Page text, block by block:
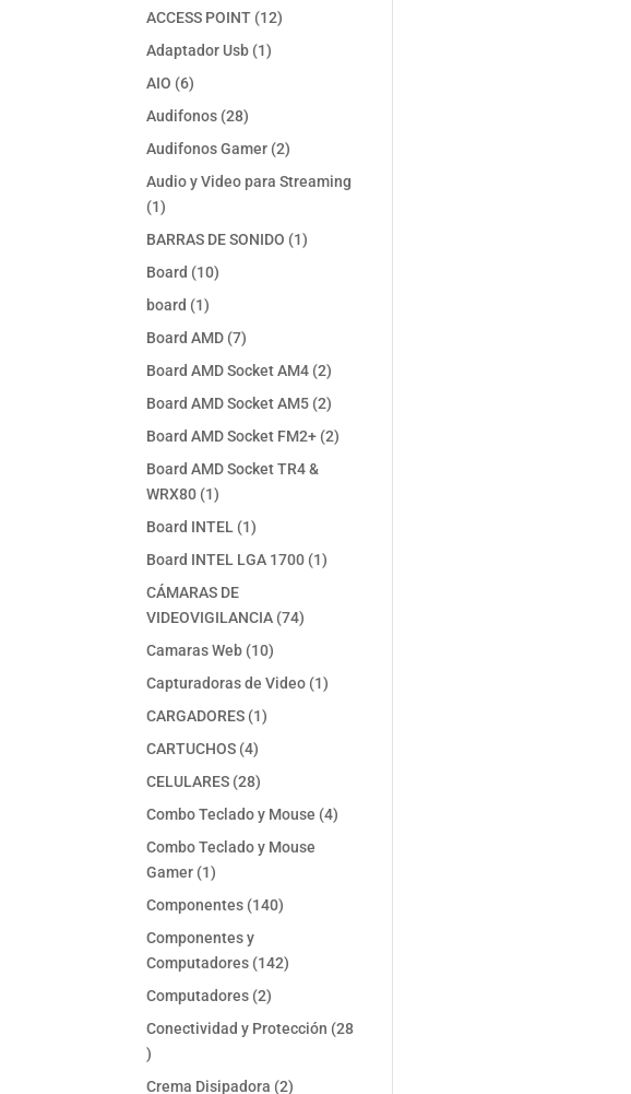
ACCESS POINT 1212
Adaptador Usb 11
AIO 66
productos
Audifonos 2828
productos
Audifonos Gamer 22
productos
Audio y Video para Streaming
11
producto
BARRAS DE SONIDO 11
Board 1010
board 11
producto
Board AMD 77
productos
Board AMD Socket AM4 22
productos
Board AMD Socket AM5 22
productos
Board AMD Socket FM2+ 22
Board AMD Socket TR4 &
WRX80 11
producto
Board INTEL 11
producto
Board INTEL LGA 1700 11
CÁMARAS DE
VIDEOVIGILANCIA 7474
Camaras Web 1010
productos
Capturadoras de Video 11
CARGADORES 11
CARTUCHOS 44
productos
CELULARES 2828
productos
Combo Teclado y Mouse 44
Combo Teclado y Mouse
Gamer 11
producto
Componentes 140140
Componentes y
Computadores 142142
Computadores 22
productos
Conectividad y Protección 28
28
productos
Crema Disipadora 22